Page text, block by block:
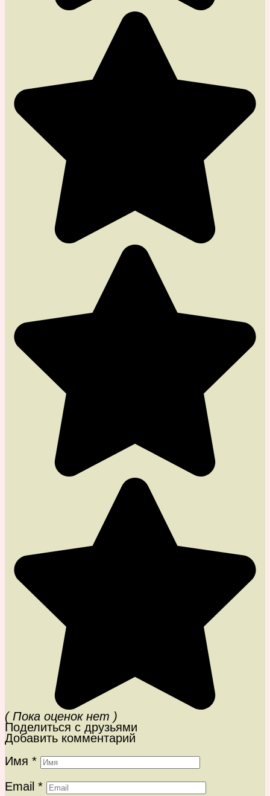
( Пока оценок нет )
Поделиться с друзьями
Добавить комментарий
Имя *
Email *